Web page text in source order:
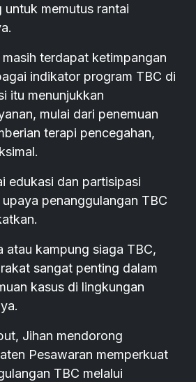
untuk memutus rantai
terdapat ketimpangan
indikator program TBC di
itu menunjukkan
mulai dari penemuan
terapi pencegahan,
edukasi dan partisipasi
penanggulangan TBC
atau kampung siaga TBC,
sangat penting dalam
kasus di lingkungan
Jihan mendorong
Pesawaran memperkuat
TBC melalui